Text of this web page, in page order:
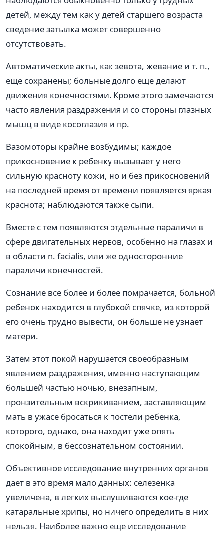
детей, между тем как у детей старшего возраста
сведение затылка может совершенно
отсутствовать.
Автоматические акты, как зевота, жевание и т. п.,
еще сохранены; больные долго еще делают
движения конечностями. Кроме этого замечаются
часто явления раздражения и со стороны глазных
мышц в виде косоглазия и пр.
Вазомоторы крайне возбудимы; каждое
прикосновение к ребенку вызывает у него
сильную красноту кожи, но и без прикосновений
на последней время от времени появляется яркая
краснота; наблюдаются также сыпи.
Вместе с тем появляются отдельные параличи в
сфере двигательных нервов, особенно на глазах и
в области n. facialis, или же односторонние
параличи конечностей.
Сознание все более и более помрачается, больной
ребенок находится в глубокой спячке, из которой
его очень трудно вывести, он больше не узнает
матери.
Затем этот покой нарушается своеобразным
явлением раздражения, именно наступающим
большей частью ночью, внезапным,
пронзительным вскрикиванием, заставляющим
мать в ужасе бросаться к постели ребенка,
которого, однако, она находит уже опять
спокойным, в бессознательном состоянии.
Объективное исследование внутренних органов
дает в это время мало данных: селезенка
увеличена, в легких выслушиваются кое-где
катаральные хрипы, но ничего определить в них
нельзя. Наиболее важно еще исследование